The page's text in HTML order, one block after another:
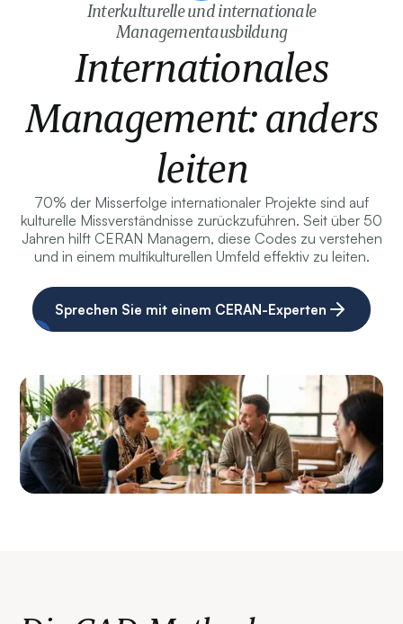
Interkulturelle und internationale
Managementausbildung
Internationales
Management: anders
leiten
70% der Misserfolge internationaler Projekte sind auf
kulturelle Missverständnisse zurückzuführen. Seit über 50
Jahren hilft CERAN Managern, diese Codes zu verstehen
und in einem multikulturellen Umfeld effektiv zu leiten.
Sprechen Sie mit einem CERAN-Experten